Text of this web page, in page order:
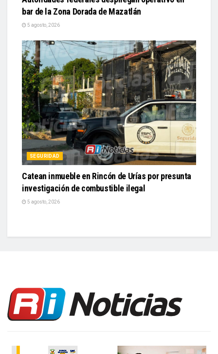
bar de la Zona Dorada de Mazatlán
5 agosto, 2026
SEGURIDAD
Catean inmueble en Rincón de Urías por presunta
investigación de combustible ilegal
5 agosto, 2026